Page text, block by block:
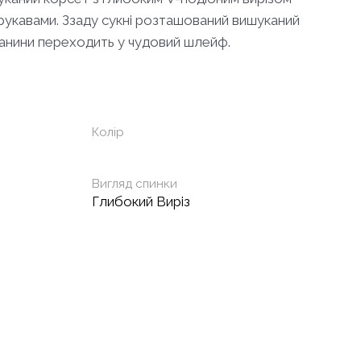
Ззаду сукні розташований вишуканий
переходить у чудовий шлейф.
Колір
Вигляд спинки
Глибокий Виріз